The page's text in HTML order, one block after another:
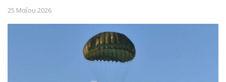
25 Μαΐου 2026